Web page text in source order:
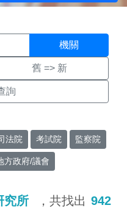
面
機關
舊 => 新
詢
法院 考試院 監察院
方政府/議會
究所 ，共找出 942